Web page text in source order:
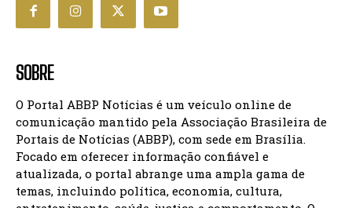
SOBRE
O Portal ABBP Notícias é um veículo online de
comunicação mantido pela Associação Brasileira de
Portais de Notícias (ABBP), com sede em Brasília.
Focado em oferecer informação confiável e
atualizada, o portal abrange uma ampla gama de
temas, incluindo política, economia, cultura,